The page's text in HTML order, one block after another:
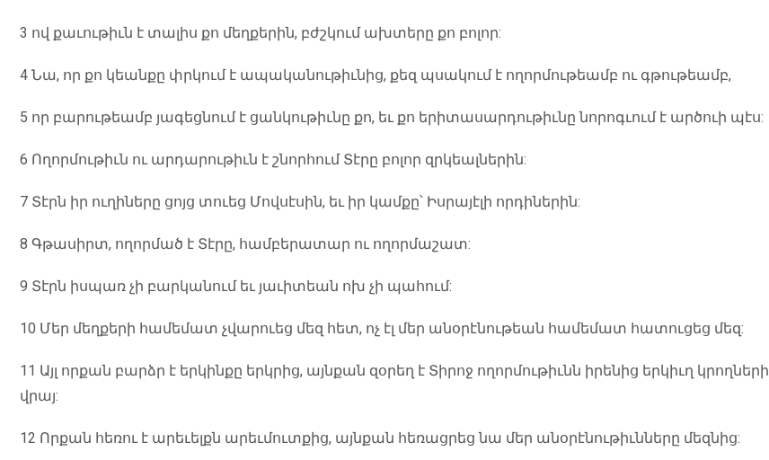
3 ով քաւութիւն է տալիս քո մեղքերին, բժշկում ախտերը քո բոլոր:
4 Նա, որ քո կեանքը փրկում է ապականութիւնից, քեզ պսակում է ողորմութեամբ ու գթութեամբ,
5 որ բարութեամբ յագեցնում է ցանկութիւնը քո, եւ քո երիտասարդութիւնը նորոգւում է արծուի պէս:
6 Ողորմութիւն ու արդարութիւն է շնորհում Տէրը բոլոր զրկեալներին:
7 Տէրն իր ուղիները ցոյց տուեց Մովսէսին, եւ իր կամքը՝ Իսրայէլի որդիներին:
8 Գթասիրտ, ողորմած է Տէրը, համբերատար ու ողորմաշատ:
9 Տէրն իսպառ չի բարկանում եւ յաւիտեան ոխ չի պահում:
10 Մեր մեղքերի համեմատ չվարուեց մեզ հետ, ոչ էլ մեր անօրէնութեան համեմատ հատուցեց մեզ:
11 Այլ որքան բարձր է երկինքը երկրից, այնքան զօրեղ է Տիրոջ ողորմութիւնն իրենից երկիւղ կրողների
վրայ:
12 Որքան հեռու է արեւելքն արեւմուտքից, այնքան հեռացրեց նա մեր անօրէնութիւնները մեզնից: